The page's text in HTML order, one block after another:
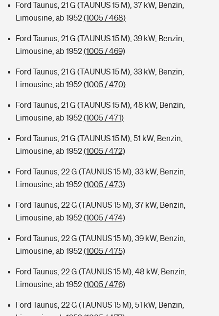
Ford Taunus, 21 G (TAUNUS 15 M), 37 kW, Benzin,
Limousine, ab 1952(1005 / 468)
Ford Taunus, 21 G (TAUNUS 15 M), 39 kW, Benzin,
Limousine, ab 1952(1005 / 469)
Ford Taunus, 21 G (TAUNUS 15 M), 33 kW, Benzin,
Limousine, ab 1952(1005 / 470)
Ford Taunus, 21 G (TAUNUS 15 M), 48 kW, Benzin,
Limousine, ab 1952(1005 / 471)
Ford Taunus, 21 G (TAUNUS 15 M), 51 kW, Benzin,
Limousine, ab 1952(1005 / 472)
Ford Taunus, 22 G (TAUNUS 15 M), 33 kW, Benzin,
Limousine, ab 1952(1005 / 473)
Ford Taunus, 22 G (TAUNUS 15 M), 37 kW, Benzin,
Limousine, ab 1952(1005 / 474)
Ford Taunus, 22 G (TAUNUS 15 M), 39 kW, Benzin,
Limousine, ab 1952(1005 / 475)
Ford Taunus, 22 G (TAUNUS 15 M), 48 kW, Benzin,
Limousine, ab 1952(1005 / 476)
Ford Taunus, 22 G (TAUNUS 15 M), 51 kW, Benzin,